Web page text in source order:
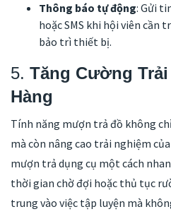
Thông báo tự động: Gửi
hoặc SMS khi hội viên cần
bảo trì thiết bị.
5. Tăng Cường
Hàng
Tính năng mượn trả đồ không
mà còn nâng cao trải nghiệm
mượn trả dụng cụ một cách
thời gian chờ đợi hoặc thủ tục
trung vào việc tập luyện mà